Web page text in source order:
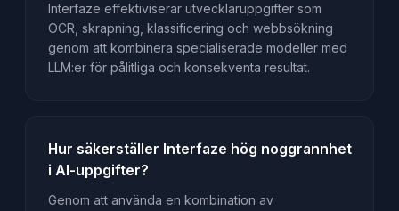
Interfaze effektiviserar utvecklaruppgifter som
OCR, skrapning, klassificering och webbsökning
genom att kombinera specialiserade modeller med
LLM:er för pålitliga och konsekventa resultat.
Hur säkerställer Interfaze hög noggrannhet
i AI-uppgifter?
Genom att använda en kombination av